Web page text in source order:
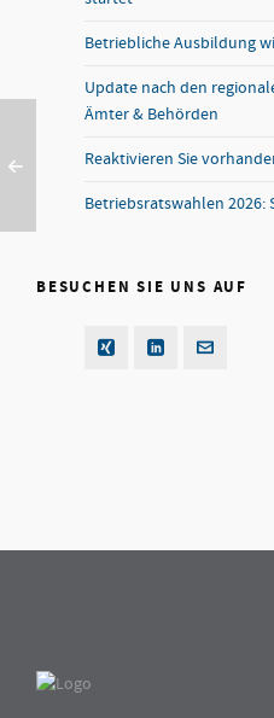
Betriebliche Ausbildung
Update nach den
Ämter & Behörden
Reaktivieren Sie
Betriebsratswahlen 2026:
BESUCHEN SIE UNS AUF